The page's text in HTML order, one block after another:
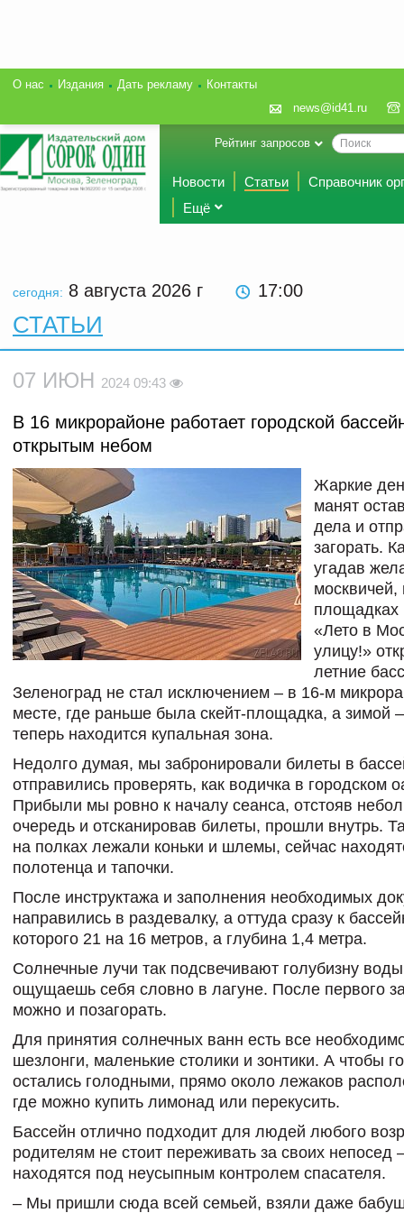
О нас Издания Дать рекламу
Контакты
news@id41.ru
Рейтинг запросов
Новости Статьи
Справочник
Ещё
сегодня: 8 августа 2026 г 17:00
СТАТЬИ
07 ИЮН 2024 09:43
В 16 микрорайоне работает городской
открытым небом
Жаркие
манят
дела и
загорать.
угадав
москвичей,
площадках
«Лето в
улицу!»
летние
Зеленоград не стал исключением – в 16-м
месте, где раньше была скейт-площадка, а зимой –
теперь находится купальная зона.
Недолго думая, мы забронировали билеты в
отправились проверять, как водичка в городском
Прибыли мы ровно к началу сеанса, отстояв
очередь и отсканировав билеты, прошли внутрь.
на полках лежали коньки и шлемы, сейчас
полотенца и тапочки.
После инструктажа и заполнения необходимых
направились в раздевалку, а оттуда сразу к
которого 21 на 16 метров, а глубина 1,4 метра.
Солнечные лучи так подсвечивают голубизну
ощущаешь себя словно в лагуне. После первого
можно и позагорать.
Для принятия солнечных ванн есть все
шезлонги, маленькие столики и зонтики. А чтобы
остались голодными, прямо около лежаков
где можно купить лимонад или перекусить.
Бассейн отлично подходит для людей любого
родителям не стоит переживать за своих непосед
находятся под неусыпным контролем спасателя.
– Мы пришли сюда всей семьей, взяли даже